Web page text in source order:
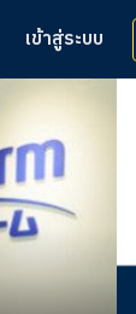
เข้าสู่ระบบ